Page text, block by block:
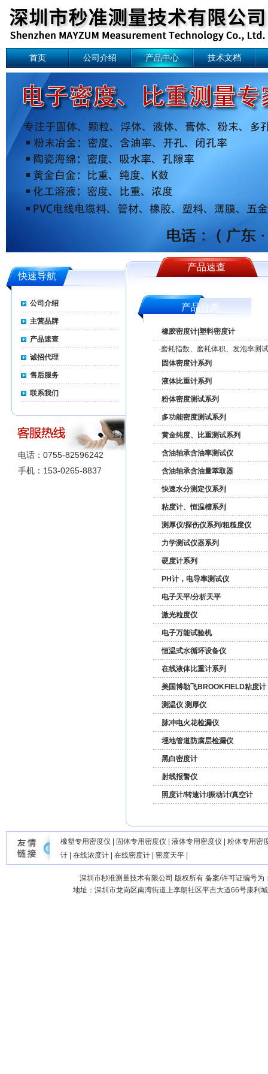
首页 公司介绍 产品中心 技术文档
快速导航
公司介绍
主营品牌
产品速查
诚招代理
售后服务
联系我们
电话：0755-82596242
手机：153-0265-8837
产品速查
产品分类
橡胶密度计|塑料密度计
·磨耗指数、磨耗体积、发泡率测
固体密度计系列
液体比重计系列
粉体密度测试系列
多功能密度测试系列
黄金纯度、比重测试系列
含油轴承含油率测试仪
含油轴承含油量萃取器
快速水分测定仪系列
粘度计、恒温槽系列
测厚仪/探伤仪系列/粗糙度仪
力学测试仪器系列
硬度计系列
PH计，电导率测试仪
电子天平/分析天平
激光粒度仪
电子万能试验机
恒温式水循环设备仪
在线液体比重计系列
美国博勒飞BROOKFIELD粘度计
测温仪 测厚仪
脉冲电火花检漏仪
埋地管道防腐层检漏仪
黑白密度计
射线报警仪
照度计/转速计/振动计/真空计
橡塑专用密度仪 固体专用密度仪 液体专用密度仪
粉体专用密
计
在线浓度计 在线密度计 密度天平
深圳市秒准测量技术有限公司 版权所有 备案/许可证编号为
地址：深圳市龙岗区南湾街道上李朗社区平吉大道66号康利